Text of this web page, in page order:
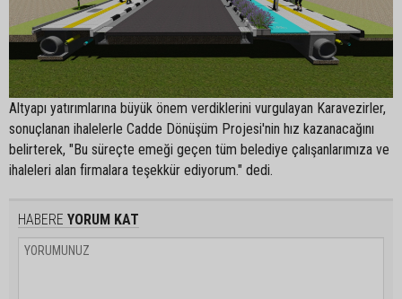
Altyapı yatırımlarına büyük önem verdiklerini vurgulayan Karavezirler,
sonuçlanan ihalelerle Cadde Dönüşüm Projesi'nin hız kazanacağını
belirterek, "Bu süreçte emeği geçen tüm belediye çalışanlarımıza ve
ihaleleri alan firmalara teşekkür ediyorum." dedi.
HABERE YORUM KAT